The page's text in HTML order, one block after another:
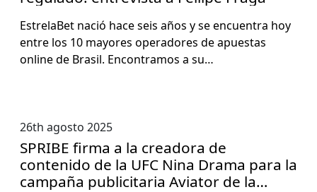
Estre­la­Bet nació hace seis años y se encuen­tra hoy
entre los 10 may­ores oper­adores de apues­tas
online de Brasil. Encon­tramos a su…
26th agosto 2025
SPRIBE firma a la creadora de
contenido de la UFC Nina Drama para la
campaña publicitaria Aviator de la